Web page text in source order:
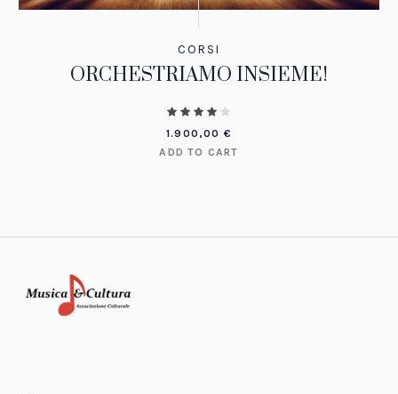
CORSI
ORCHESTRIAMO INSIEME!
1.900,00 €
ADD TO CART